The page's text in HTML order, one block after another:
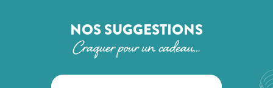
NOS SUGGESTIONS
Craquer pour un cadeau…